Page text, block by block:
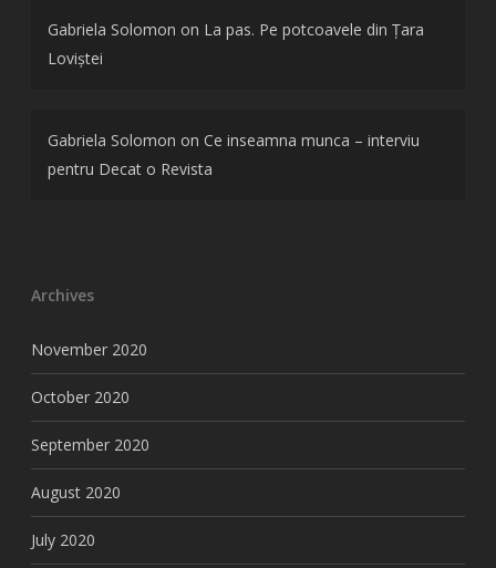
Gabriela Solomon on La pas. Pe potcoavele din Țara
Loviștei
Gabriela Solomon on Ce inseamna munca – interviu
pentru Decat o Revista
Archives
November 2020
October 2020
September 2020
August 2020
July 2020